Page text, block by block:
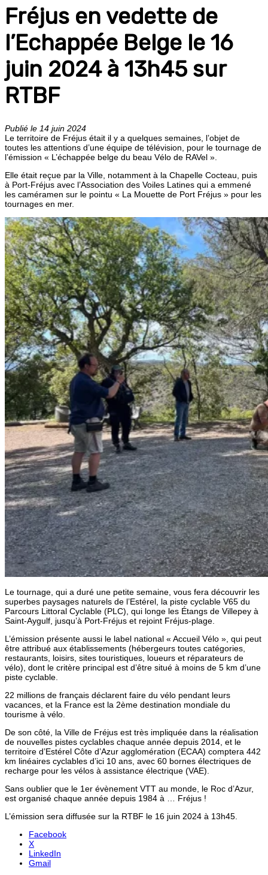
Fréjus en vedette de
l’Echappée Belge le 16
juin 2024 à 13h45 sur
RTBF
Publié le 14 juin 2024
Le territoire de Fréjus était il y a quelques semaines, l’objet de
toutes les attentions d’une équipe de télévision, pour le tournage de
l’émission « L’échappée belge du beau Vélo de RAVel ».
Elle était reçue par la Ville, notamment à la Chapelle Cocteau, puis
à Port-Fréjus avec l’Association des Voiles Latines qui a emmené
les caméramen sur le pointu « La Mouette de Port Fréjus » pour les
tournages en mer.
Le tournage, qui a duré une petite semaine, vous fera découvrir les
superbes paysages naturels de l’Estérel, la piste cyclable V65 du
Parcours Littoral Cyclable (PLC), qui longe les Étangs de Villepey à
Saint-Aygulf, jusqu’à Port-Fréjus et rejoint Fréjus-plage.
L’émission présente aussi le label national « Accueil Vélo », qui peut
être attribué aux établissements (hébergeurs toutes catégories,
restaurants, loisirs, sites touristiques, loueurs et réparateurs de
vélo), dont le critère principal est d’être situé à moins de 5 km d’une
piste cyclable.
22 millions de français déclarent faire du vélo pendant leurs
vacances, et la France est la 2ème destination mondiale du
tourisme à vélo.
De son côté, la Ville de Fréjus est très impliquée dans la réalisation
de nouvelles pistes cyclables chaque année depuis 2014, et le
territoire d’Estérel Côte d’Azur agglomération (ECAA) comptera 442
km linéaires cyclables d’ici 10 ans, avec 60 bornes électriques de
recharge pour les vélos à assistance électrique (VAE).
Sans oublier que le 1er évènement VTT au monde, le Roc d’Azur,
est organisé chaque année depuis 1984 à … Fréjus !
L’émission sera diffusée sur la RTBF le 16 juin 2024 à 13h45.
Facebook
X
LinkedIn
Gmail